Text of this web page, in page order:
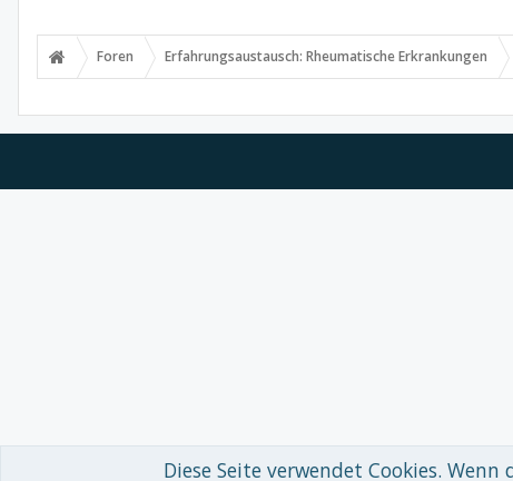
Foren Erfahrungsaustausch: Rheumatische Erkrankungen
Diese Seite verwendet Cookies.